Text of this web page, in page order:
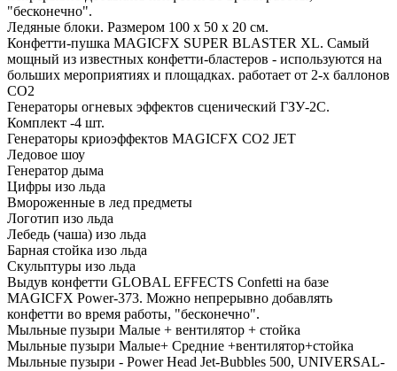
"бесконечно".
Ледяные блоки. Размером 100 х 50 х 20 см.
Конфетти-пушка MAGICFX SUPER BLASTER XL. Самый
мощный из известных конфетти-бластеров - используются на
больших мероприятиях и площадках. работает от 2-х баллонов
СО2
Генераторы огневых эффектов сценический ГЗУ-2С.
Комплект -4 шт.
Генераторы криоэффектов MAGICFX CO2 JET
Ледовое шоу
Генератор дыма
Цифры изо льда
Вмороженные в лед предметы
Логотип изо льда
Лебедь (чаша) изо льда
Барная стойка изо льда
Скульптуры изо льда
Выдув конфетти GLOBAL EFFECTS Confetti на базе
MAGICFX Power-373. Можно непрерывно добавлять
конфетти во время работы, "бесконечно".
Мыльные пузыри Малые + вентилятор + стойка
Мыльные пузыри Малые+ Средние +вентилятор+стойка
Мыльные пузыри - Power Head Jet-Bubbles 500, UNIVERSAL-